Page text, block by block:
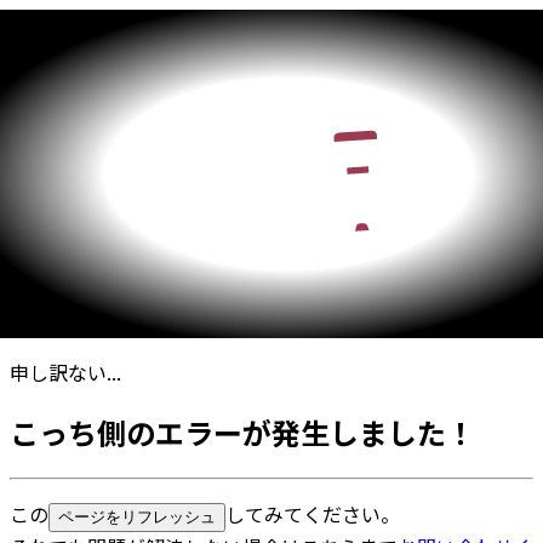
申し訳ない...
こっち側のエラーが発生しました！
この ページをリフレッシュ
してみてください。